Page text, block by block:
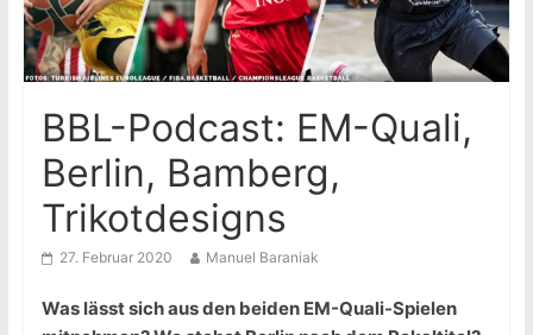
BBL-Podcast: EM-Quali,
Berlin, Bamberg,
Trikotdesigns
27. Februar 2020 Manuel Baraniak
Was lässt sich aus den beiden EM-Quali-Spielen